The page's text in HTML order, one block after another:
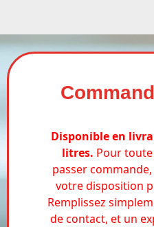
Disponible en
litres. Pour
passer commande,
votre disposition
Remplissez
de contact, et un